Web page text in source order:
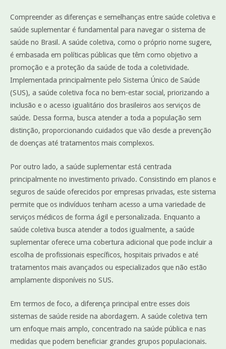
Compreender as diferenças e semelhanças entre saúde coletiva e
saúde suplementar é fundamental para navegar o sistema de
saúde no Brasil. A saúde coletiva, como o próprio nome sugere,
é embasada em políticas públicas que têm como objetivo a
promoção e a proteção da saúde de toda a coletividade.
Implementada principalmente pelo Sistema Único de Saúde
(SUS), a saúde coletiva foca no bem-estar social, priorizando a
inclusão e o acesso igualitário dos brasileiros aos serviços de
saúde. Dessa forma, busca atender a toda a população sem
distinção, proporcionando cuidados que vão desde a prevenção
de doenças até tratamentos mais complexos.
Por outro lado, a saúde suplementar está centrada
principalmente no investimento privado. Consistindo em planos e
seguros de saúde oferecidos por empresas privadas, este sistema
permite que os indivíduos tenham acesso a uma variedade de
serviços médicos de forma ágil e personalizada. Enquanto a
saúde coletiva busca atender a todos igualmente, a saúde
suplementar oferece uma cobertura adicional que pode incluir a
escolha de profissionais específicos, hospitais privados e até
tratamentos mais avançados ou especializados que não estão
amplamente disponíveis no SUS.
Em termos de foco, a diferença principal entre esses dois
sistemas de saúde reside na abordagem. A saúde coletiva tem
um enfoque mais amplo, concentrado na saúde pública e nas
medidas que podem beneficiar grandes grupos populacionais.